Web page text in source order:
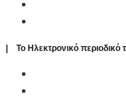
| To Ηλεκτρονικό περιοδικό